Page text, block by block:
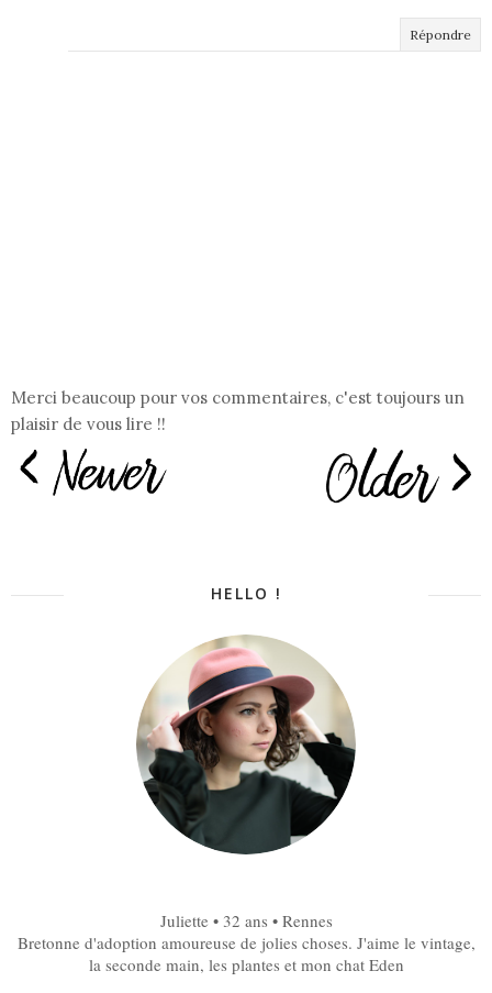
Répondre
Merci beaucoup pour vos commentaires, c'est toujours un
plaisir de vous lire !!
HELLO !
Juliette • 32 ans • Rennes
Bretonne d'adoption amoureuse de jolies choses. J'aime le vintage,
la seconde main, les plantes et mon chat Eden